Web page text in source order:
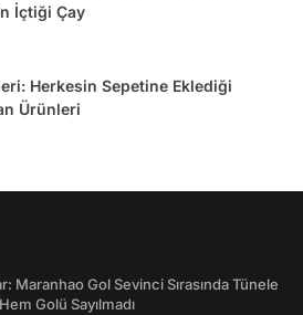
İçtiği Çay
Herkesin Sepetine Eklediği
Ürünleri
Maranhao Gol Sevinci Sırasında Tünele
Golü Sayılmadı